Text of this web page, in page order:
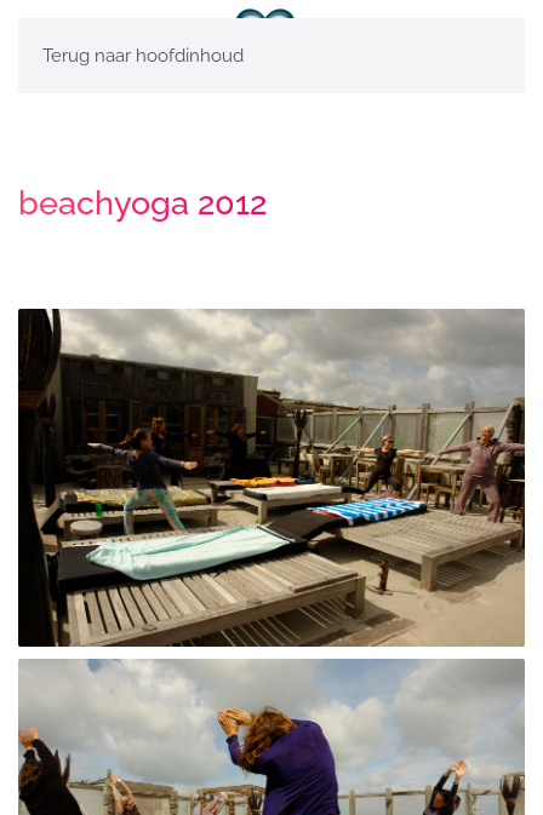
Terug naar hoofdinhoud
beachyoga 2012